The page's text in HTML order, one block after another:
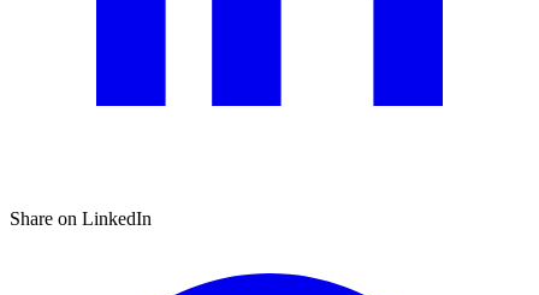
Share on LinkedIn